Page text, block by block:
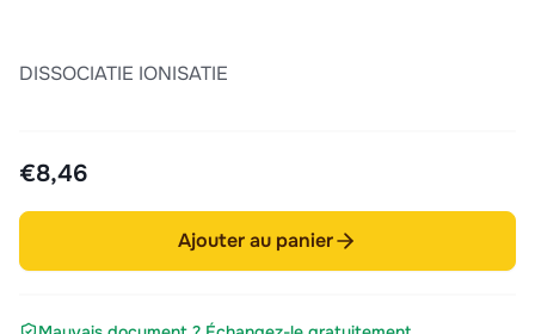
DISSOCIATIE IONISATIE
€8,46
Ajouter au panier